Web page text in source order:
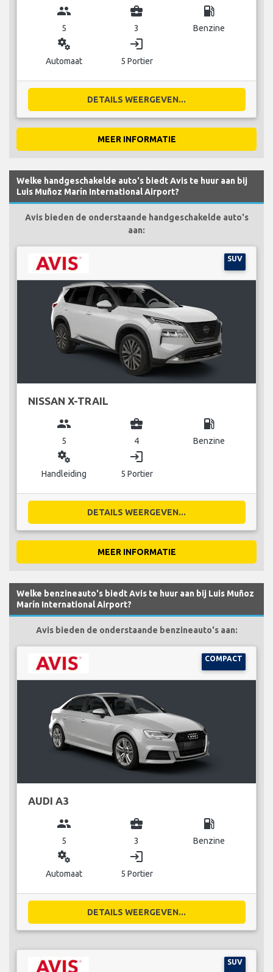
group
5
business_center
3
local_gas_station
Benzine
miscellaneous_services
Automaat
login
5 Portier
DETAILS WEERGEVEN...
MEER INFORMATIE
Welke handgeschakelde auto's biedt Avis te huur aan bij
Luis Muñoz Marín International Airport?
Avis bieden de onderstaande handgeschakelde auto's
aan:
SUV
NISSAN X-TRAIL
group
5
business_center
4
local_gas_station
Benzine
miscellaneous_services
Handleiding
login
5 Portier
DETAILS WEERGEVEN...
MEER INFORMATIE
Welke benzineauto's biedt Avis te huur aan bij Luis Muñoz
Marín International Airport?
Avis bieden de onderstaande benzineauto's aan:
COMPACT
AUDI A3
group
5
business_center
3
local_gas_station
Benzine
miscellaneous_services
Automaat
login
5 Portier
DETAILS WEERGEVEN...
SUV